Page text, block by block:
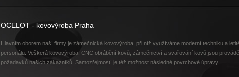
OCELOT - kovovýroba Praha
Hlavním oborem naší firmy je zámečnická kovovýroba, při níž využíváme moderní techniku a
personálu. Veškerá kovovýroba, CNC obrábění kovů, zámečnictví a svařování kovů jsou
požadavků našich zákazníků. Samozřejmostí je též možnost následné povrchové úpravy.